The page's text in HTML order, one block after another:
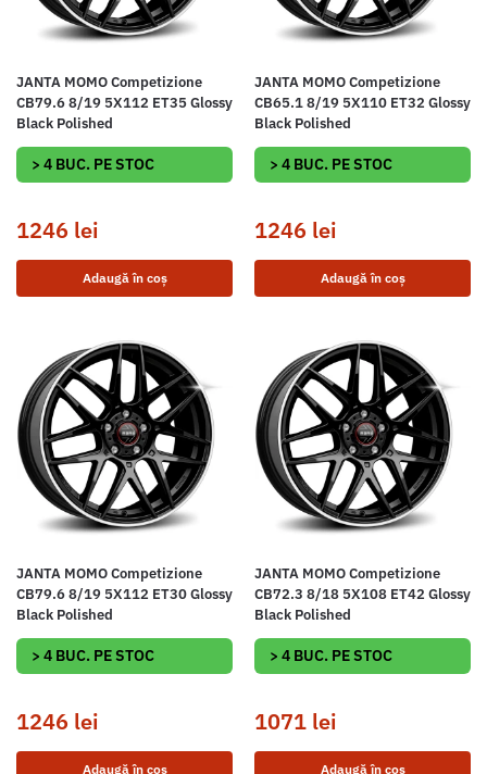
JANTA MOMO Competizione
CB79.6 8/19 5X112 ET35 Glossy
Black Polished
> 4 BUC. PE STOC
1246 lei
Adaugă în coș
JANTA MOMO Competizione
CB65.1 8/19 5X110 ET32 Glossy
Black Polished
> 4 BUC. PE STOC
1246 lei
Adaugă în coș
JANTA MOMO Competizione
CB79.6 8/19 5X112 ET30 Glossy
Black Polished
> 4 BUC. PE STOC
1246 lei
Adaugă în coș
JANTA MOMO Competizione
CB72.3 8/18 5X108 ET42 Glossy
Black Polished
> 4 BUC. PE STOC
1071 lei
Adaugă în coș